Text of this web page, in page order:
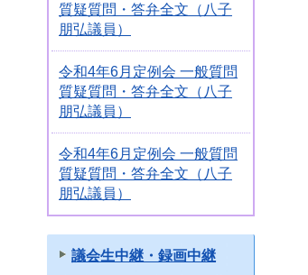
質疑質問・答弁全文（八子
朋弘議員）
令和4年6月定例会 一般質問
質疑質問・答弁全文（八子
朋弘議員）
令和4年6月定例会 一般質問
質疑質問・答弁全文（八子
朋弘議員）
議会生中継・録画中継